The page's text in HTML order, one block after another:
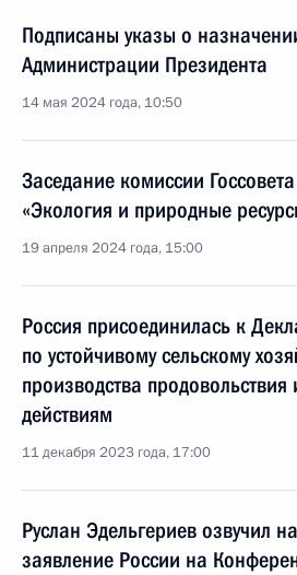
Подписаны указы о
Администрации Президента
14 мая 2024 года, 10:50
Заседание комиссии
«Экология и природные
19 апреля 2024 года, 15:00
Россия присоединилась к
по устойчивому сельскому
производства
действиям
11 декабря 2023 года, 17:00
Руслан Эдельгериев озвучил
заявление России на